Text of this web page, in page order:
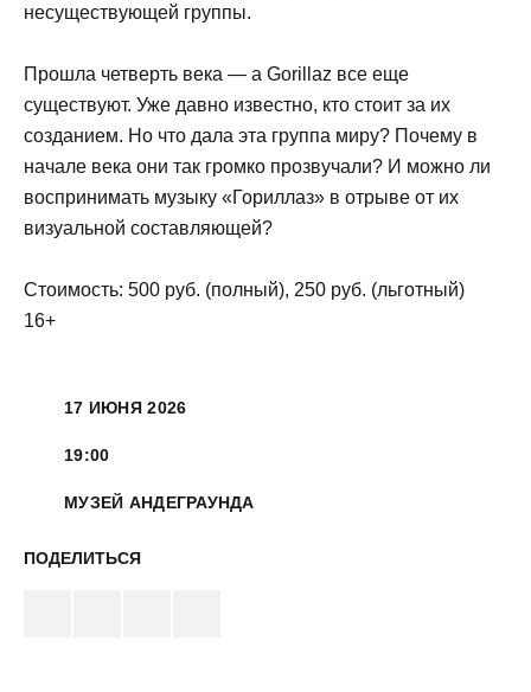
несуществующей группы.
Прошла четверть века — а Gorillaz все еще
существуют. Уже давно известно, кто стоит за их
созданием. Но что дала эта группа миру? Почему в
начале века они так громко прозвучали? И можно ли
воспринимать музыку «Гориллаз» в отрыве от их
визуальной составляющей?
Стоимость: 500 руб. (полный), 250 руб. (льготный)
16+
17 ИЮНЯ 2026
19:00
МУЗЕЙ АНДЕГРАУНДА
ПОДЕЛИТЬСЯ